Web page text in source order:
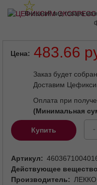
Внешний вид товара
Цена 483.66
Заказ будет
Доставим
Оплата при
(Минимальная
Купить -
Артикул
Действующее вещество
Производитель